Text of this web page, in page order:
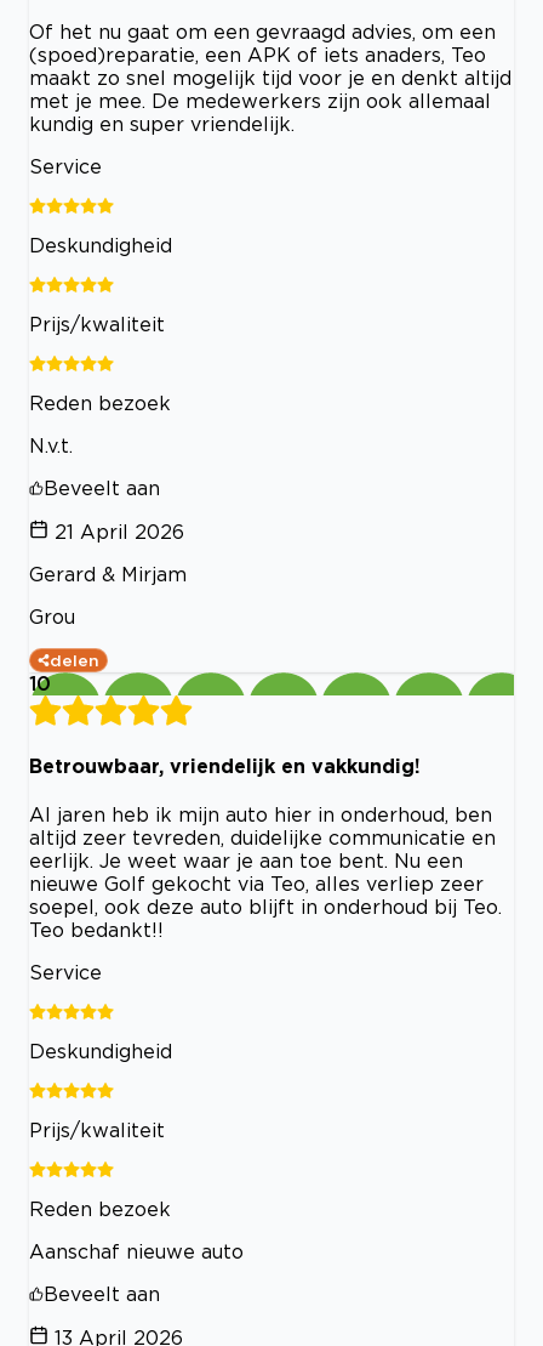
Of het nu gaat om een gevraagd advies, om een
(spoed)reparatie, een APK of iets anaders, Teo
maakt zo snel mogelijk tijd voor je en denkt altijd
met je mee. De medewerkers zijn ook allemaal
kundig en super vriendelijk.
Service
Deskundigheid
Prijs/kwaliteit
Reden bezoek
N.v.t.
Beveelt aan
21 April 2026
Gerard & Mirjam
Grou
delen
10
Betrouwbaar, vriendelijk en vakkundig!
Al jaren heb ik mijn auto hier in onderhoud, ben
altijd zeer tevreden, duidelijke communicatie en
eerlijk. Je weet waar je aan toe bent. Nu een
nieuwe Golf gekocht via Teo, alles verliep zeer
soepel, ook deze auto blijft in onderhoud bij Teo.
Teo bedankt!!
Service
Deskundigheid
Prijs/kwaliteit
Reden bezoek
Aanschaf nieuwe auto
Beveelt aan
13 April 2026